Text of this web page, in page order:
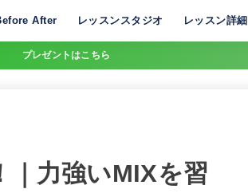
After レッスンスタジオ レッスン詳細
プレゼントはこちら
｜力強いMIXを習